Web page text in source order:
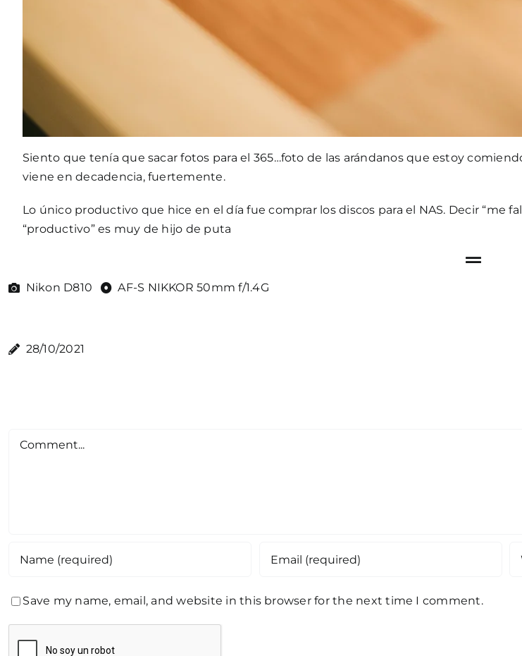
Siento que tenía que sacar fotos para el 365…foto de las arándanos que estoy
viene en decadencia, fuertemente.
Lo único productivo que hice en el día fue comprar los discos para el NAS. Decir “me
“productivo” es muy de hijo de puta
Nikon D810 AF-S NIKKOR 50mm f/1.4G
28/10/2021
Comment
Save my name, email, and website in this browser for the next time I comment.